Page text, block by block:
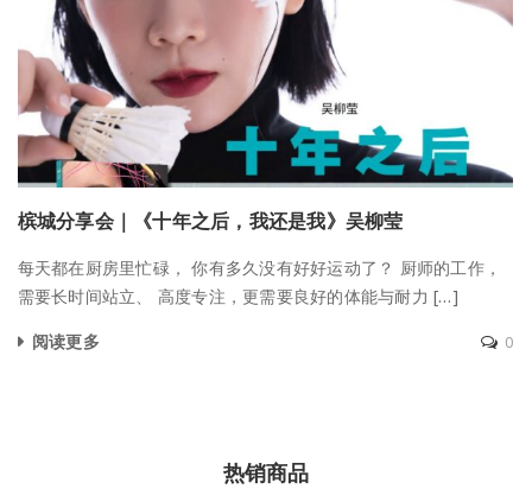
槟城分享会｜《十年之后，我还是我》吴柳莹
每天都在厨房里忙碌， 你有多久没有好好运动了？ 厨师的工作，
需要长时间站立、 高度专注，更需要良好的体能与耐力 […]
阅读更多
0
热销商品